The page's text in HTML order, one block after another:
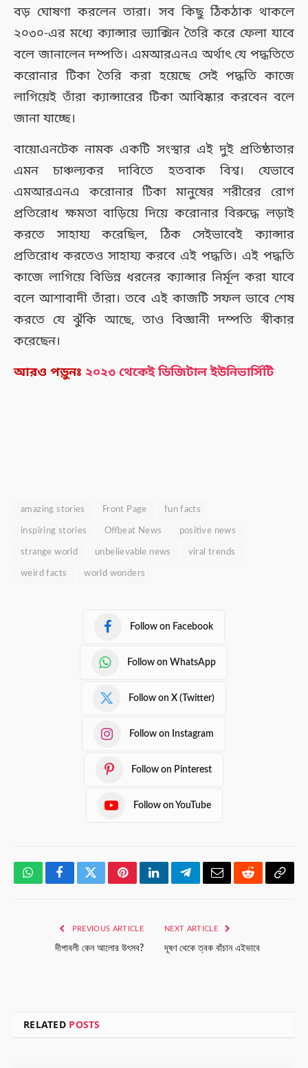
বড় ঘোষণা করলেন তারা। সব কিছু ঠিকঠাক থাকলে
২০৩০-এর মধ্যে ক্যান্সার ভ্যাক্সিন তৈরি করে ফেলা যাবে
বলে জানালেন দম্পতি। এমআরএনএ অর্থাৎ যে পদ্ধতিতে
করোনার টিকা তৈরি করা হয়েছে সেই পদ্ধতি কাজে
লাগিয়েই তাঁরা ক্যান্সারের টিকা আবিষ্কার করবেন বলে
জানা যাচ্ছে।
বায়োএনটেক নামক একটি সংস্থার এই দুই প্রতিষ্ঠাতার
এমন চাঞ্চল্যকর দাবিতে হতবাক বিশ্ব। যেভাবে
এমআরএনএ করোনার টিকা মানুষের শরীরের রোগ
প্রতিরোধ ক্ষমতা বাড়িয়ে দিয়ে করোনার বিরুদ্ধে লড়াই
করতে সাহায্য করেছিল, ঠিক সেইভাবেই ক্যান্সার
প্রতিরোধ করতেও সাহায্য করবে এই পদ্ধতি। এই পদ্ধতি
কাজে লাগিয়ে বিভিন্ন ধরনের ক্যান্সার নির্মূল করা যাবে
বলে আশাবাদী তাঁরা। তবে এই কাজটি সফল ভাবে শেষ
করতে যে ঝুঁকি আছে, তাও বিজ্ঞানী দম্পতি স্বীকার
করেছেন।
আরও পড়ুনঃ ২০২৩ থেকেই ডিজিটাল ইউনিভার্সিটি
amazing stories Front Page fun facts
inspiring stories Offbeat News positive news
strange world unbelievable news viral trends
weird facts world wonders
Follow on Facebook
Follow on WhatsApp
Follow on X (Twitter)
Follow on Instagram
Follow on Pinterest
Follow on YouTube
WhatsAppFacebookTwitterPinterestLinkedInTelegramEmailRedditCopy
PREVIOUS ARTICLE
দীপাবলী কেন আলোর উৎসব?
NEXT ARTICLE
দূষণ থেকে ত্বক বাঁচান এইভাবে
RELATED POSTS